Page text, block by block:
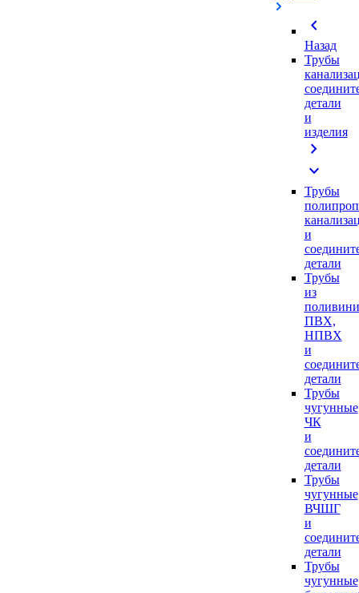
chevron_left
Назад
Трубы
детали
и
изделия
chevron_right
expand_more
Трубы
и
детали
Трубы
из
ПВХ,
НПВХ
и
детали
Трубы
чугунные
ЧК
и
детали
Трубы
чугунные
ВЧШГ
и
детали
Трубы
чугунные